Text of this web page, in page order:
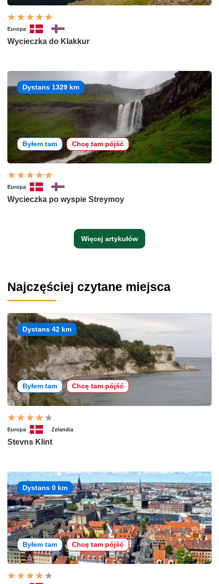
Europa
Wycieczka do Klakkur
Dystans 1329 km
Byłem tam Chcę tam pójść
Europa
Wycieczka po wyspie Streymoy
Więcej artykułów
Najczęściej czytane miejsca
Dystans 42 km
Byłem tam Chcę tam pójść
Europa Zelandia
Stevns Klint
Dystans 0 km
Byłem tam Chcę tam pójść